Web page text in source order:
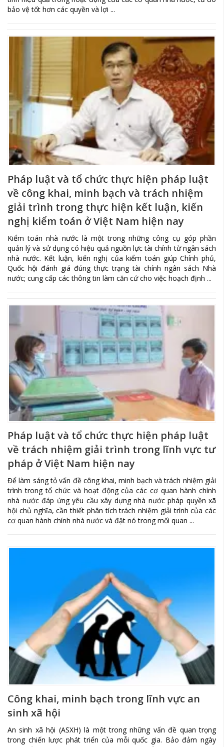
bảo vệ tốt hơn các quyền và lợi ...
Pháp luật và tổ chức thực hiện pháp luật
về công khai, minh bạch và trách nhiệm
giải trình trong thực hiện kết luận, kiến
nghị kiểm toán ở Việt Nam hiện nay
Kiểm toán nhà nước là một trong những công cụ góp phần
quản lý và sử dụng có hiệu quả nguồn lực tài chính từ ngân sách
nhà nước. Kết luận, kiến nghị của kiểm toán giúp Chính phủ,
Quốc hội đánh giá đúng thực trạng tài chính ngân sách Nhà
nước; cung cấp các thông tin làm căn cứ cho việc hoạch định ...
Pháp luật và tổ chức thực hiện pháp luật
về trách nhiệm giải trình trong lĩnh vực tư
pháp ở Việt Nam hiện nay
Để làm sáng tỏ vấn đề công khai, minh bạch và trách nhiệm giải
trình trong tổ chức và hoạt động của các cơ quan hành chính
nhà nước đáp ứng yêu cầu xây dựng nhà nước pháp quyền xã
hội chủ nghĩa, cần thiết phân tích trách nhiệm giải trình của các
cơ quan hành chính nhà nước và đặt nó trong mối quan ...
Công khai, minh bạch trong lĩnh vực an
sinh xã hội
An sinh xã hội (ASXH) là một trong những vấn đề quan trọng
trong chiến lược phát triển của mỗi quốc gia. Bảo đảm ngày